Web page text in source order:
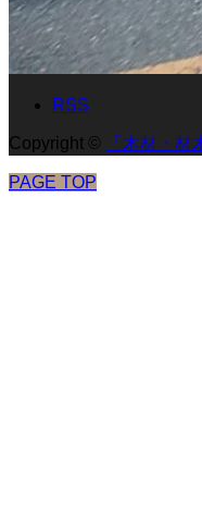
RSS
Copyright © 「木材・材
PAGE TOP